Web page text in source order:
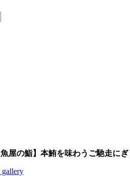
魚屋の鮨】本鮪を味わうご馳走に
gallery